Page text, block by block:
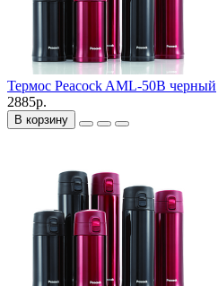
Термос Peacock AML-50B черный
2885р.
В корзину